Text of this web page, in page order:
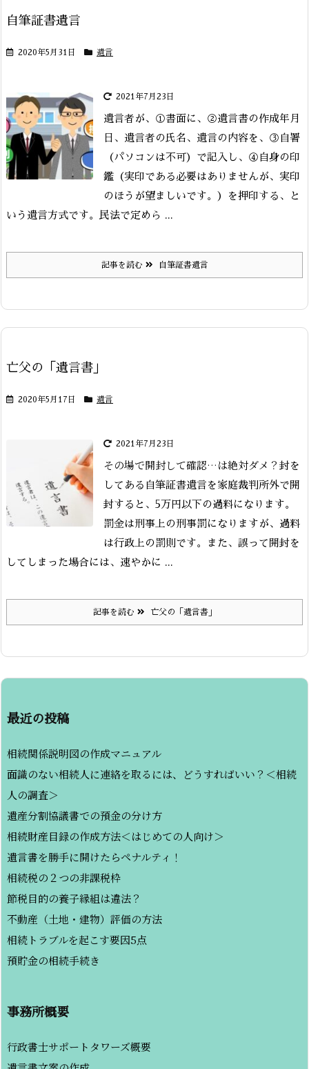
自筆証書遺言
2020年5月31日 遺言
2021年7月23日
遺言者が、①書面に、②遺言書の作成年月
日、遺言者の氏名、遺言の内容を、③自署
（パソコンは不可）で記入し、④自身の印
鑑（実印である必要はありませんが、実印
のほうが望ましいです。）を押印する、と
いう遺言方式です。
民法で定めら ...
記事を読む 自筆証書遺言
亡父の「遺言書」
2020年5月17日 遺言
2021年7月23日
その場で開封して確認…は絶対ダメ？ 封を
してある自筆証書遺言を家庭裁判所外で開
封すると、5万円以下の過料になります。
罰金は刑事上の刑事罰になりますが、過料
は行政上の罰則です。
また、誤って開封を
してしまった場合には、速やかに ...
記事を読む 亡父の「遺言書」
最近の投稿
相続関係説明図の作成マニュアル
面識のない相続人に連絡を取るには、どうすればいい？＜相続
人の調査＞
遺産分割協議書での預金の分け方
相続財産目録の作成方法＜はじめての人向け＞
遺言書を勝手に開けたらペナルティ！
相続税の２つの非課税枠
節税目的の養子縁組は違法？
不動産（土地・建物）評価の方法
相続トラブルを起こす要因5点
預貯金の相続手続き
事務所概要
行政書士サポートタワーズ概要